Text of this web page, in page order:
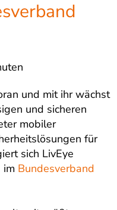
und mit ihr wächst
und sicheren
mobiler
für
sich LivEye
Bundesverband